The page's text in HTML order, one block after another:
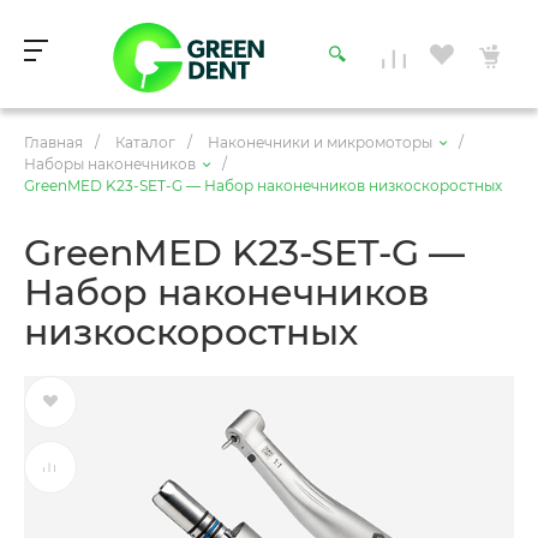
Главная / Каталог / Наконечники и микромоторы
/
Наборы наконечников
/
GreenMED K23-SET-G — Набор наконечников низкоскоростных
GreenMED K23-SET-G —
Набор наконечников
низкоскоростных